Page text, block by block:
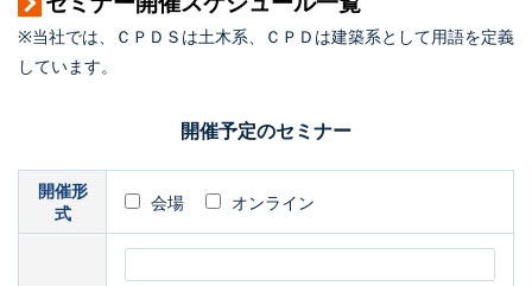
※当社では、ＣＰＤＳは土木系、ＣＰＤは建築系として用語を定義
しています。
開催予定のセミナー
開催形
式
会場 オンライン